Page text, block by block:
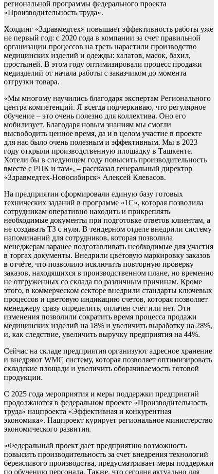
региональной программы федерального проекта
«Производительность труда».
Холдинг «Здравмедтех» повышает эффективность работы уже
не первый год: с 2020 года в компании за счет правильной
организации процессов на треть нарастили производство
медицинских изделий и одежды: халатов, масок, бахил,
простыней. В этом году оптимизировали процесс продажи
медизделий от начала работы с заказчиком до момента
отгрузки товара.
«Мы многому научились благодаря экспертам Регионального
центра компетенций. Я всегда подчеркиваю, что регулярное
обучение – это очень полезно для коллектива. Оно его
мобилизует. Благодаря новым знаниям мы смогли
высвободить ценное время, да и в целом участие в проекте
для нас было очень полезным и эффективным. Мы в 2023
году открыли производственную площадку в Ташкенте.
Хотели бы в следующем году повысить производительность
вместе с РЦК и там», – рассказал генеральный директор
«Здравмедтех-Новосибирск» Алексей Клевасов.
На предприятии сформировали единую базу готовых
технических заданий в программе «1С», которая позволила
сотрудникам оперативно находить и прикреплять
необходимые документы при подготовке ответов клиентам, а
не создавать ТЗ с нуля. В тендерном отделе внедрили систему
напоминаний для сотрудников, которая позволила
менеджерам заранее подготавливать необходимые для участия
в торгах документы. Внедрили цветовую маркировку заказов
в отчёте, что позволило исключить повторную проверку
заказов, находящихся в производственном плане, но временно
не отгруженных со склада по различным причинам. Кроме
этого, в коммерческом секторе внедрили стандарты ключевых
процессов и цветовую индикацию счетов, которая позволяет
менеджеру сразу определить, оплачен счёт или нет. Эти
изменения позволили сократить время процесса продажи
медицинских изделий на 18% и увеличить выработку на 28%,
и, как следствие, увеличить выручку предприятия на 44%.
Сейчас на складе предприятия организуют адресное хранение
и внедряют WMC систему, которая позволяет оптимизировать
складские площади и увеличить оборачиваемость готовой
продукции.
С 2025 года мероприятия и меры поддержки предприятий
продолжаются в федеральном проекте «Производительность
труда» нацпроекта «Эффективная и конкурентная
экономика». Нацпроект курирует региональное министерство
экономического развития.
«Федеральный проект дает предприятию возможность
повысить производительность за счет внедрения технологий
бережливого производства, предусматривает меры поддержки
по обучению персонала. Также, что сегодня актуально для